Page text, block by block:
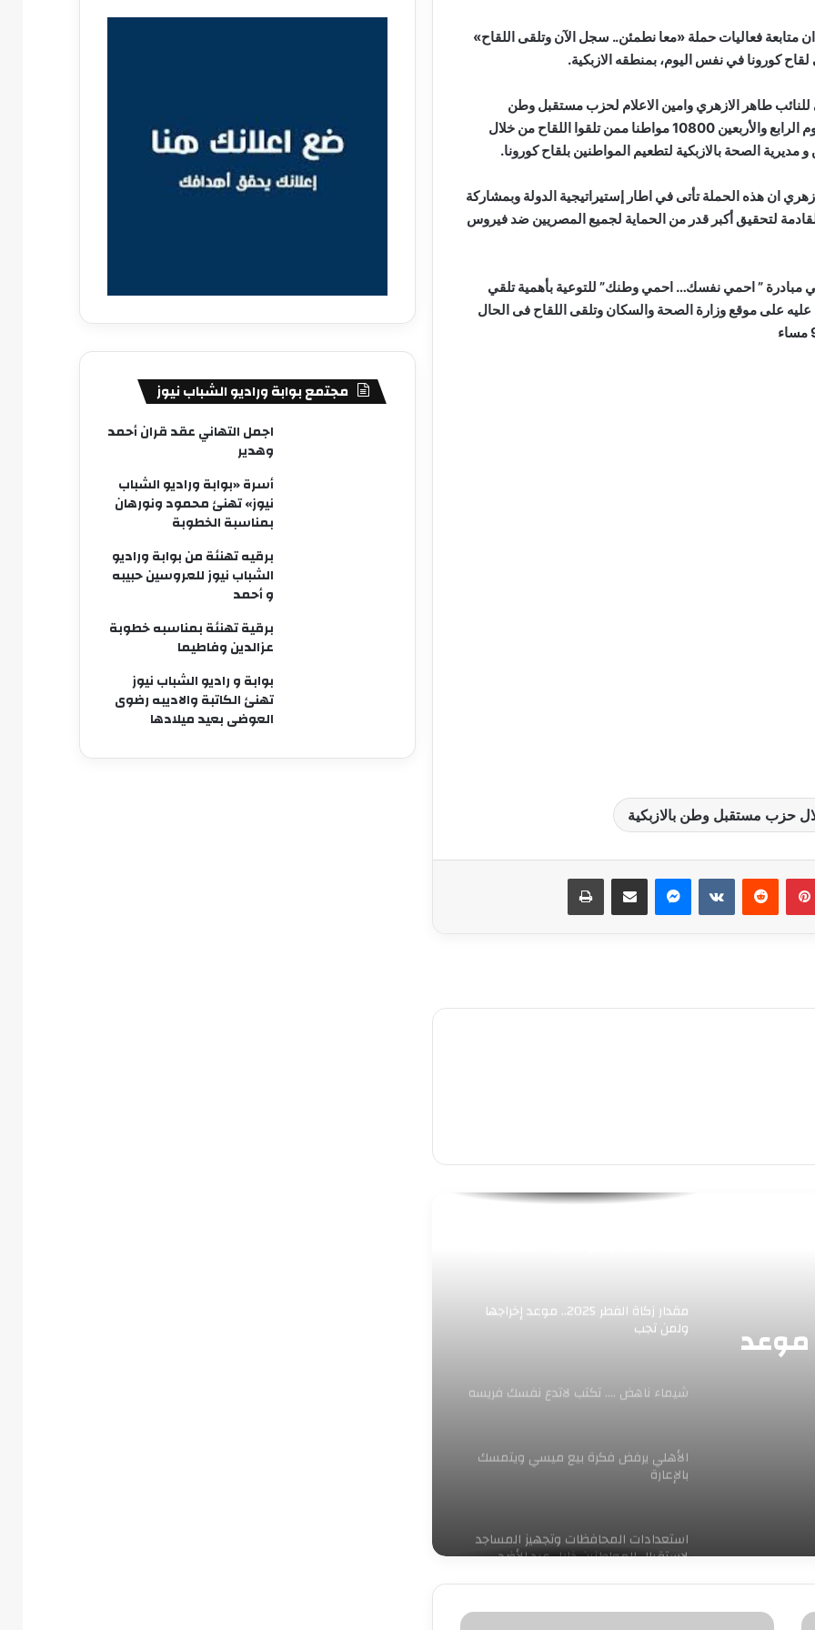
فعاليات حملة «معا نطمئن.. سجل الآن وتلقى اللقاح»
كورونا في نفس اليوم، بمنطقه الازبكية.
طاهر الازهري وامين الاعلام لحزب مستقبل وطن
بالازبكية أن عددا من تلقوا لقاح كورونا بالازبكية خلال اليوم الرابع والأربعين 10800 مواطنا ممن تلقوا اللقاح من خلال
الصحة بالازبكية لتطعيم المواطنين بلقاح كورونا.
ان هذه الحملة تأتى في اطار إستيراتيجية الدولة وبمشاركة
لتحقيق أكبر قدر من الحماية لجميع المصريين ضد فيروس
أطلق منذ يوم 7 نوفمبر الماضي مبادرة ” احمي نفسك… احمي وطنك” للتوعية بأهمية تلقي
على موقع وزارة الصحة والسكان وتلقى اللقاح فى الحال
بينتيريست ماسنجر مشاركة عبر البريد طباعة
الفطر 2025.. موعد
سناء الغول …. تكتب الفرح يليق بنا «بيت
العز»
اجمل التهانى للطالبتان سلمى إسماعيل
وسلمى هانى اوائل الشهادة الاعدادية
مقابلتهما الأخيرة بأحد المطاعم
مقدار زكاة الفطر 2025.. موعد إخراجها
ولمن تجب
شيماء ناهض …. تكتب لاتدع نفسك فريسه
الأهلي يرفض فكرة بيع ميسي ويتمسك
بالإعارة
استعدادات المحافظات وتجهيز المساجد
لاستقبال المواطنين خلال عيد الأضحى
نهال
مجتمع بوابة وراديو الشباب نيوز
اجمل التهاني عقد قران أحمد
وهدير
أسرة «بوابة وراديو الشباب
نيوز» تهنئ محمود ونورهان
بمناسبة الخطوبة
برقيه تهنئة من بوابة وراديو
الشباب نيوز للعروسين حبيبه
و أحمد
برقية تهنئة بمناسبه خطوبة
عزالدين وفاطيما
بوابة و راديو الشباب نيوز
تهنئ الكاتبة والاديبه رضوى
العوضى بعيد ميلادها